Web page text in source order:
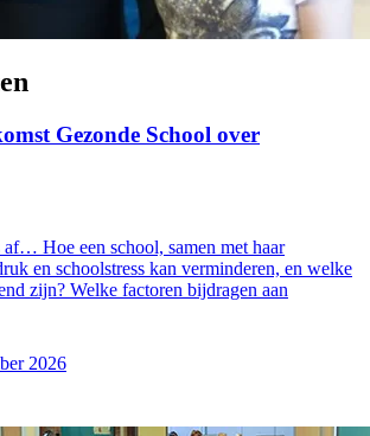
Gezonde School over
Hoe een school, samen met haar
en schoolstress kan verminderen, en welke
zijn? Welke factoren bijdragen aan
2026